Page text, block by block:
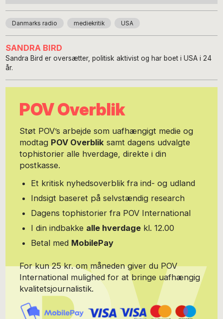
Danmarks radio mediekritik USA
SANDRA BIRD
Sandra Bird er oversætter, politisk aktivist og har boet i USA i 24
år.
POV Overblik
Støt POV’s arbejde som uafhængigt medie og
modtag POV Overblik samt dagens udvalgte
tophistorier alle hverdage, direkte i din
postkasse.
Et kritisk nyhedsoverblik fra ind- og udland
Indsigt baseret på selvstændig research
Dagens tophistorier fra POV International
I din indbakke alle hverdage kl. 12.00
Betal med MobilePay
For kun 25 kr. om måneden giver du POV
International mulighed for at bringe uafhængig
kvalitetsjournalistik.